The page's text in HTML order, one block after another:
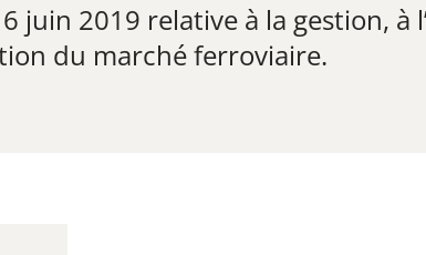
2019 relative à la gestion, à
du marché ferroviaire.​